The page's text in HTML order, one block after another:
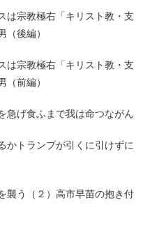
は宗教極右「キリスト教・支
（後編）
は宗教極右「キリスト教・支
（前編）
急げ食ふまで我は命つながん
かトランプが引くに引けずに
襲う（２）高市早苗の抱き付